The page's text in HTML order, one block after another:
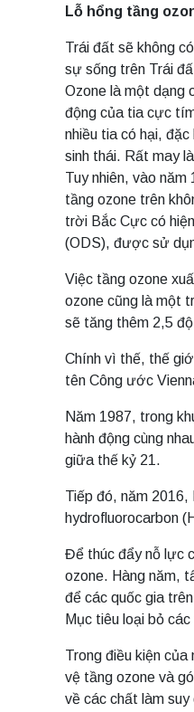
Lỗ hổng tầng
Trái đất sẽ không
sự sống trên Trái
Ozone là một dạng
động của tia cực
nhiều tia có hại,
sinh thái. Rất may
Tuy nhiên, vào
tầng ozone trên
trời Bắc Cực có
(ODS), được sử
Việc tầng ozone
ozone cũng là một
sẽ tăng thêm 2,5
Chính vì thế, thế
tên Công ước
Năm 1987, trong
hành động cùng
giữa thế kỷ 21.
Tiếp đó, năm
hydrofluorocarbon
Để thúc đẩy nỗ lực
ozone. Hàng năm,
để các quốc gia
Mục tiêu loại bỏ
Trong điều kiện
vệ tầng ozone và
về các chất làm